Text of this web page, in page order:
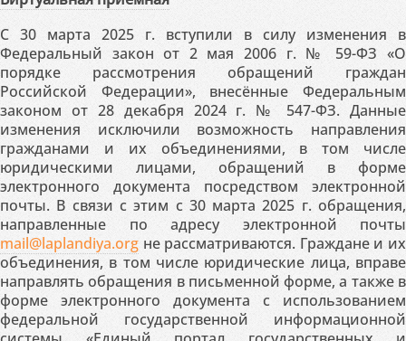
С 30 марта 2025 г. вступили в силу изменения в
Федеральный закон от 2 мая 2006 г. № 59-ФЗ «О
порядке рассмотрения обращений граждан
Российской Федерации», внесённые Федеральным
законом от 28 декабря 2024 г. № 547-ФЗ. Данные
изменения исключили возможность направления
гражданами и их объединениями, в том числе
юридическими лицами, обращений в форме
электронного документа посредством электронной
почты. В связи с этим с 30 марта 2025 г. обращения,
направленные по адресу электронной почты
mail@laplandiya.org не рассматриваются. Граждане и их
объединения, в том числе юридические лица, вправе
направлять обращения в письменной форме, а также в
форме электронного документа с использованием
федеральной государственной информационной